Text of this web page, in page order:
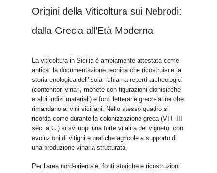
Origini della Viticoltura sui Nebrodi:
dalla Grecia all’Età Moderna
La viticoltura in Sicilia è ampiamente attestata come
antica: la documentazione tecnica che ricostruisce la
storia enologica dell’isola richiama reperti archeologici
(contenitori vinari, monete con figurazioni dionisiache
e altri indizi materiali) e fonti letterarie greco-latine che
rimandano ai vini siciliani. Nello stesso quadro si
ricorda come durante la colonizzazione greca (VIII–III
sec. a.C.) si sviluppi una forte vitalità del vigneto, con
evoluzioni di vitigni e pratiche agricole a supporto di
una produzione vinaria strutturata.
Per l’area nord-orientale, fonti storiche e ricostruzioni